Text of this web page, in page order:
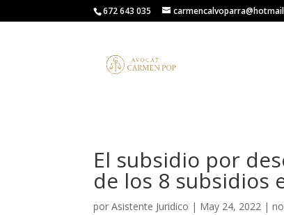
672 643 035
El subsidio por
de los 8 subsidios
porAsistente Juridico | May 24, 2022 |